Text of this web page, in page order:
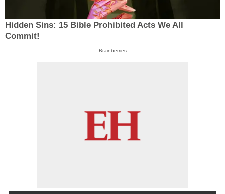
Hidden Sins: 15 Bible Prohibited Acts We All
Commit!
Brainberries